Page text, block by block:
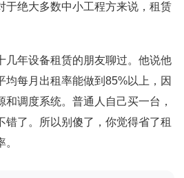
于绝大多数中小工程方来说，租赁
几年设备租赁的朋友聊过。他说他
均每月出租率能做到85%以上，因
调度系统。普通人自己买一台，
错了。所以别傻了，你觉得省了租